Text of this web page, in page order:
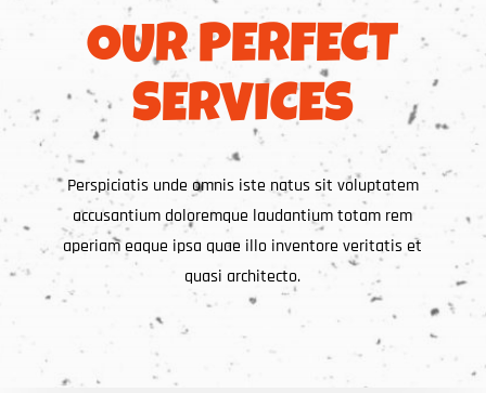
OUR PERFECT
SERVICES
Perspiciatis unde omnis iste natus sit voluptatem
accusantium doloremque laudantium totam rem
aperiam eaque ipsa quae illo inventore veritatis et
quasi architecto.